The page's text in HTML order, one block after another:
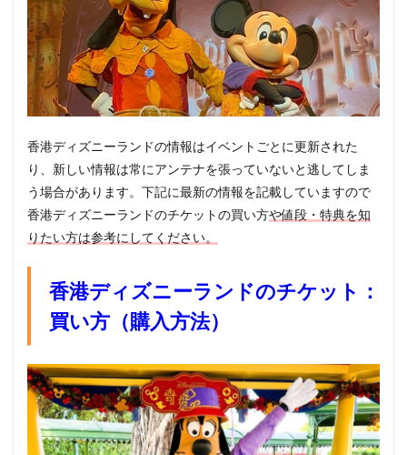
香港ディズニーランドの情報はイベントごとに更新された
り、新しい情報は常にアンテナを張っていないと逃してしま
う場合があります。下記に最新の情報を記載していますので
香港ディズニーランドのチケットの買い方や値段・特典を知
りたい方は参考にしてください。
香港ディズニーランドのチケット：
買い方（購入方法）